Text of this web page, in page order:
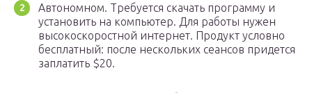
Автономном. Требуется скачать программу и
установить на компьютер. Для работы нужен
высокоскоростной интернет. Продукт условно
бесплатный: после нескольких сеансов придется
заплатить $20.